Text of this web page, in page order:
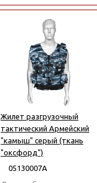
Жилет разгрузочный
тактический Армейский
"камыш" серый (ткань
"оксфорд")
05130007А